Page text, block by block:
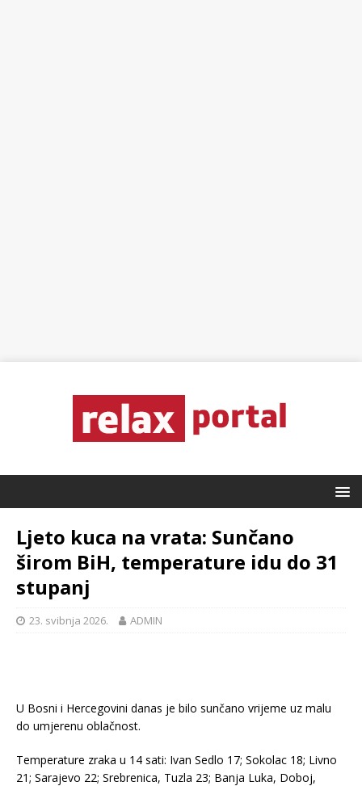
Ljeto kuca na vrata: Sunčano
širom BiH, temperature idu do 31
stupanj
23. svibnja 2026. ADMIN
U Bosni i Hercegovini danas je bilo sunčano vrijeme uz malu
do umjerenu oblačnost.
Temperature zraka u 14 sati: Ivan Sedlo 17; Sokolac 18; Livno
21; Sarajevo 22; Srebrenica, Tuzla 23; Banja Luka, Doboj,